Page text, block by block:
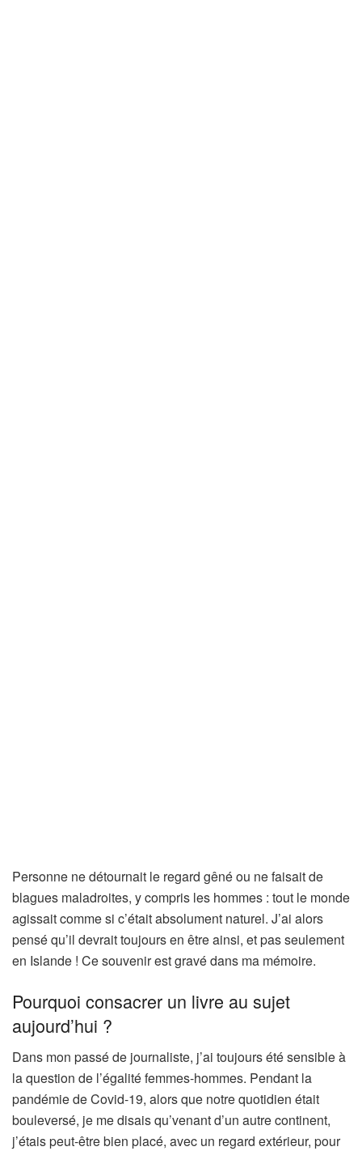
Personne ne détournait le regard gêné ou ne faisait de
blagues maladroites, y compris les hommes : tout le monde
agissait comme si c’était absolument naturel. J’ai alors
pensé qu’il devrait toujours en être ainsi, et pas seulement
en Islande ! Ce souvenir est gravé dans ma mémoire.
Pourquoi consacrer un livre au sujet
aujourd’hui ?
Dans mon passé de journaliste, j’ai toujours été sensible à
la question de l’égalité femmes-hommes. Pendant la
pandémie de Covid-19, alors que notre quotidien était
bouleversé, je me disais qu’venant d’un autre continent,
j’étais peut-être bien placé, avec un regard extérieur, pour